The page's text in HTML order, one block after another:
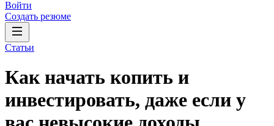
Войти
Создать резюме
Статьи
Как начать копить и
инвестировать, даже если у